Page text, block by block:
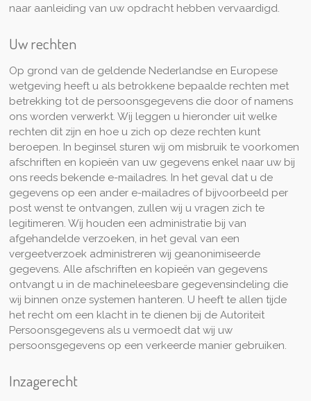
naar aanleiding van uw opdracht hebben vervaardigd.
Uw rechten
Op grond van de geldende Nederlandse en Europese
wetgeving heeft u als betrokkene bepaalde rechten met
betrekking tot de persoonsgegevens die door of namens
ons worden verwerkt. Wij leggen u hieronder uit welke
rechten dit zijn en hoe u zich op deze rechten kunt
beroepen. In beginsel sturen wij om misbruik te voorkomen
afschriften en kopieën van uw gegevens enkel naar uw bij
ons reeds bekende e-mailadres. In het geval dat u de
gegevens op een ander e-mailadres of bijvoorbeeld per
post wenst te ontvangen, zullen wij u vragen zich te
legitimeren. Wij houden een administratie bij van
afgehandelde verzoeken, in het geval van een
vergeetverzoek administreren wij geanonimiseerde
gegevens. Alle afschriften en kopieën van gegevens
ontvangt u in de machineleesbare gegevensindeling die
wij binnen onze systemen hanteren. U heeft te allen tijde
het recht om een klacht in te dienen bij de Autoriteit
Persoonsgegevens als u vermoedt dat wij uw
persoonsgegevens op een verkeerde manier gebruiken.
Inzagerecht